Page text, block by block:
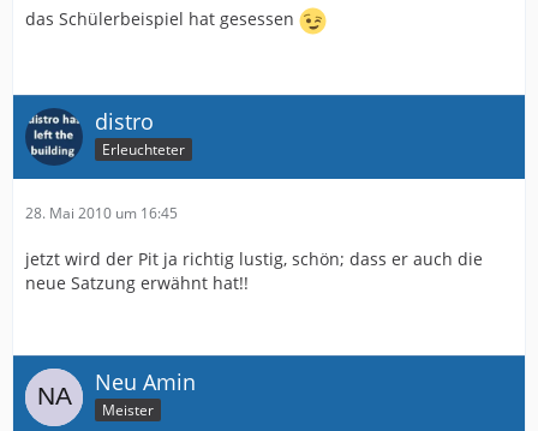
das Schülerbeispiel hat gesessen
distro
Erleuchteter
28. Mai 2010 um 16:45
jetzt wird der Pit ja richtig lustig, schön; dass er auch die
neue Satzung erwähnt hat!!
Neu Amin
Meister